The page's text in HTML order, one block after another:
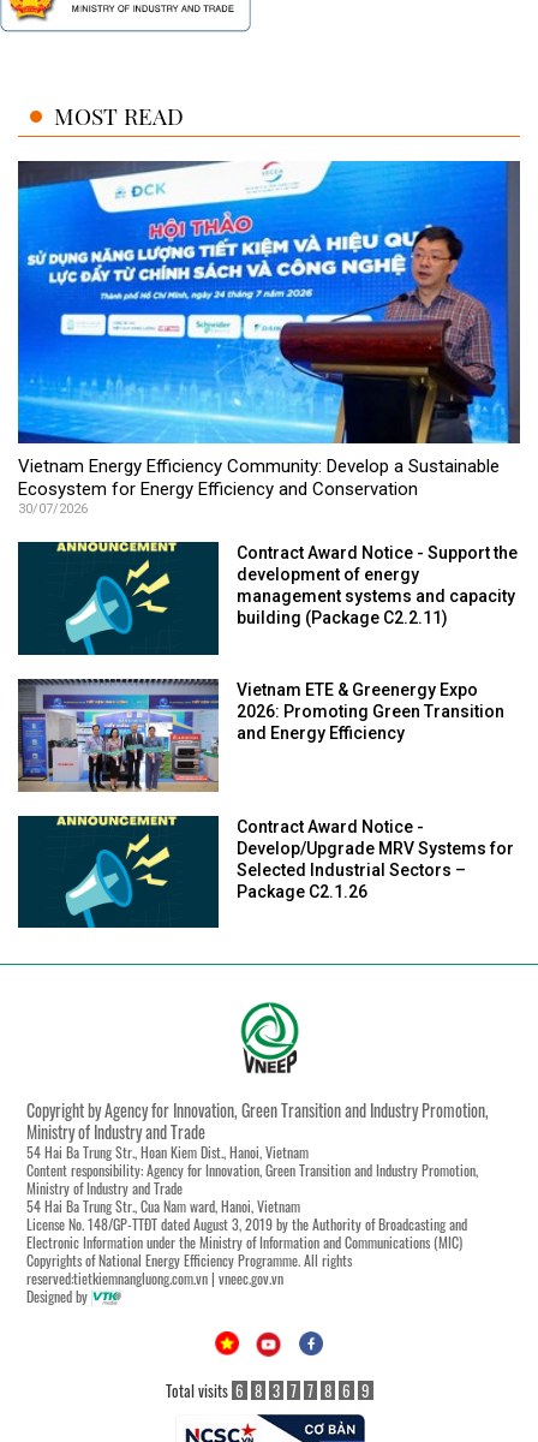
MOST READ
Vietnam Energy Efficiency Community: Develop a Sustainable
Ecosystem for Energy Efficiency and Conservation
30/07/2026
Contract Award Notice - Support the
development of energy
management systems and capacity
building (Package C2.2.11)
Vietnam ETE & Greenergy Expo
2026: Promoting Green Transition
and Energy Efficiency
Contract Award Notice -
Develop/Upgrade MRV Systems for
Selected Industrial Sectors –
Package C2.1.26
Copyright by Agency for Innovation, Green Transition and Industry Promotion,
Ministry of Industry and Trade
54 Hai Ba Trung Str., Hoan Kiem Dist., Hanoi, Vietnam
Content responsibility: Agency for Innovation, Green Transition and Industry Promotion,
Ministry of Industry and Trade
54 Hai Ba Trung Str., Cua Nam ward, Hanoi, Vietnam
License No. 148/GP-TTĐT dated August 3, 2019 by the Authority of Broadcasting and
Electronic Information under the Ministry of Information and Communications (MIC)
Copyrights of National Energy Efficiency Programme. All rights
reserved:tietkiemnangluong.com.vn | vneec.gov.vn
Designed by
Total visits 6 8 3 7 7 8 6 9